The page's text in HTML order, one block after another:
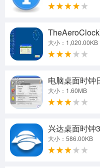
大小：1,020.00KB
电脑桌面时钟
大小：1.60MB
兴达桌面时钟
大小：586.00KB